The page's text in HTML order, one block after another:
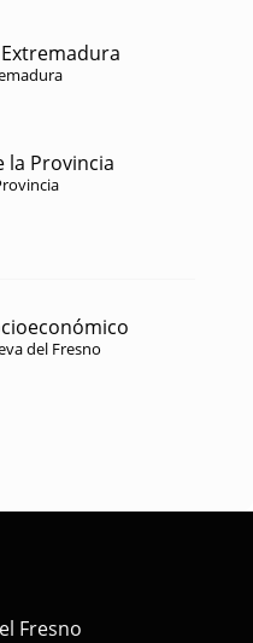
la Provincia
del Fresno
Fresno